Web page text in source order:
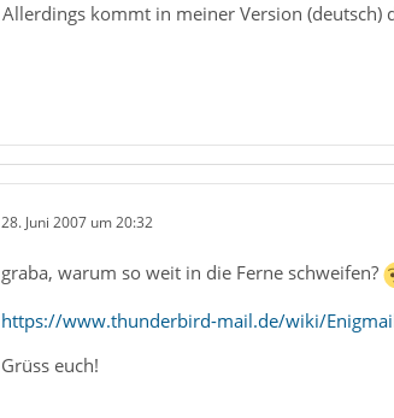
Allerdings kommt in meiner Version (deutsch)
28. Juni 2007 um 20:32
graba, warum so weit in die Ferne schweifen?
https://www.thunderbird-mail.de/wiki/
Grüss euch!